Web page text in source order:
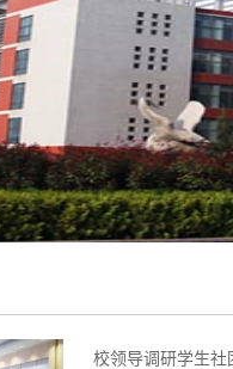
校领导调研学生社